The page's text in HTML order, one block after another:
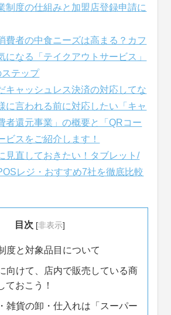
制度の仕組みと加盟店登録申請に
費者の中食ニーズは高まる？カフ
になる「テイクアウトサービス」
テップ
キャッシュレス決済の対応してな
に言われる前に対応したい「キャ
者還元事業」の概要と「QRコー
ビスをご紹介します！
見直しておきたい！タブレット/
レジ・おすすめ7社を徹底比較
目次 [非表示]
度と対象品目について
向けて、店内で販売している商
ておこう！
雑貨の卸・仕入れは「スーパー